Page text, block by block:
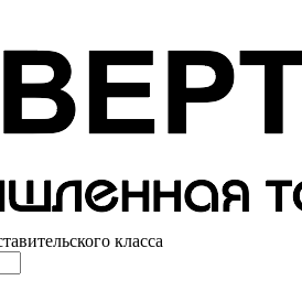
класса